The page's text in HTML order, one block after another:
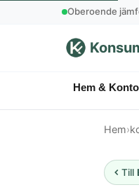
Oberoende
Hem &
Hem›
Till